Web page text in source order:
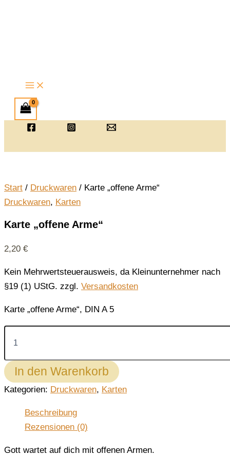
Start / Druckwaren / Karte „offene Arme“
Druckwaren, Karten
Karte „offene Arme“
2,20 €
Kein Mehrwertsteuerausweis, da Kleinunternehmer nach
§19 (1) UStG. zzgl. Versandkosten
Karte „offene Arme“, DIN A 5
Karte
„offene
Menge
In den Warenkorb
Kategorien: Druckwaren, Karten
Beschreibung
Rezensionen (0)
Gott wartet auf dich mit offenen Armen.